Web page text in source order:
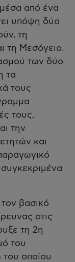
από ένα
υπόψη δύο
τη
τη Μεσόγειο.
των δύο
τα
τους
τους,
την
και
βασικό
στις
τη 2η
του
οποίου